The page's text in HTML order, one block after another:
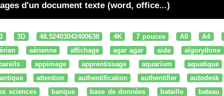
d'un document texte (word, office...)
3D 48.52403042400638 4K 7 pouces A0 A4
aérienne affichage agar agar aide algorythme
appimage apprentissage aquarium aquatique
attention authentification authentifier autodesk
sciences banque base de données bataille bateau